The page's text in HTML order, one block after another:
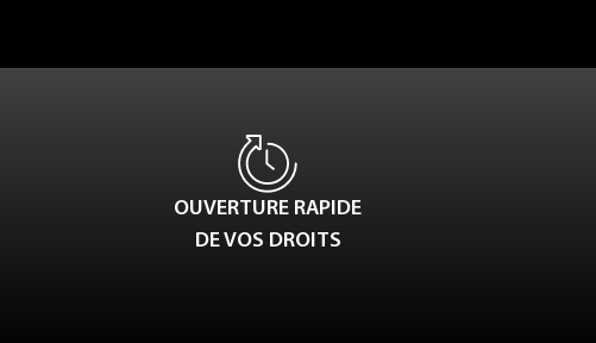
OUVERTURE RAPIDE
DE VOS DROITS